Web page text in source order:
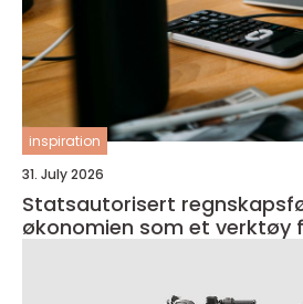
inspiration
31. July 2026
Statsautorisert
økonomien som et verktøy